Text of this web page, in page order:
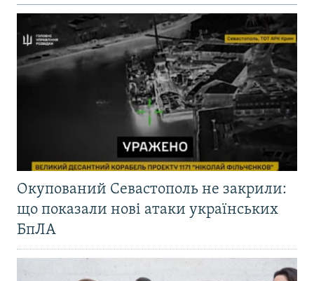
Окупований Севастополь не закрили:
що показали нові атаки українських
БпЛА